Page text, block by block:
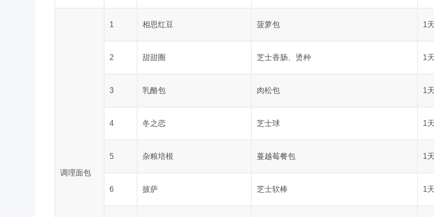
调理面包
1 相思红豆 菠萝包 1天
2 甜甜圈 芝士香肠、烫种 1天
3 乳酪包 肉松包 1天
4 冬之恋 芝士球 1天
5 杂粮培根 蔓越莓餐包 1天
6 披萨 芝士软棒 1天